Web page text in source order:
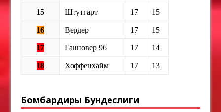
15 Штутгарт 17 15
16 Вердер 17 15
17 Ганновер 96 17 14
18 Хоффенхайм 17 13
Бомбардиры Бундеслиги